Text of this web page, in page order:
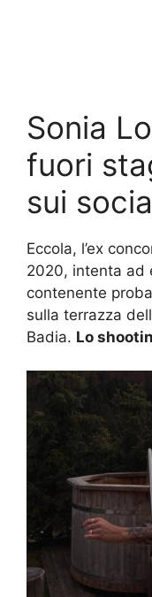
Sonia
fuori
sui
Eccola, l’ex
2020, intenta ad
contenente
sulla terrazza
Badia. Lo